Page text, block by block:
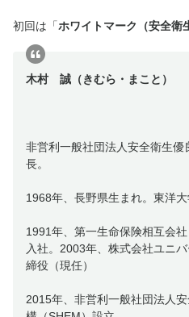
初回は「ホワイトマーク（安全衛
木村 誠（きむら・まこと）
非営利一般社団法人安全衛生
長。
1968年、長野県生まれ。東洋大
1991年、第一生命保険相互会
入社。2003年、株式会社ユニ
締役（現任）
2015年、非営利一般社団法人